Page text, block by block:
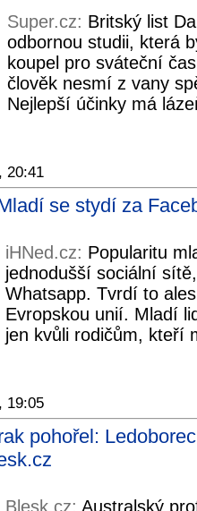
Super.cz: Britský list
odbornou studii, která
koupel pro sváteční
člověk nesmí z vany
Nejlepší účinky má
20:41
se stydí za
iHNed.cz: Popularitu
jednodušší sociální
Whatsapp. Tvrdí to
Evropskou unií. Mladí
jen kvůli rodičům, kteří
19:05
pohořel:
Blesk.cz: Australský